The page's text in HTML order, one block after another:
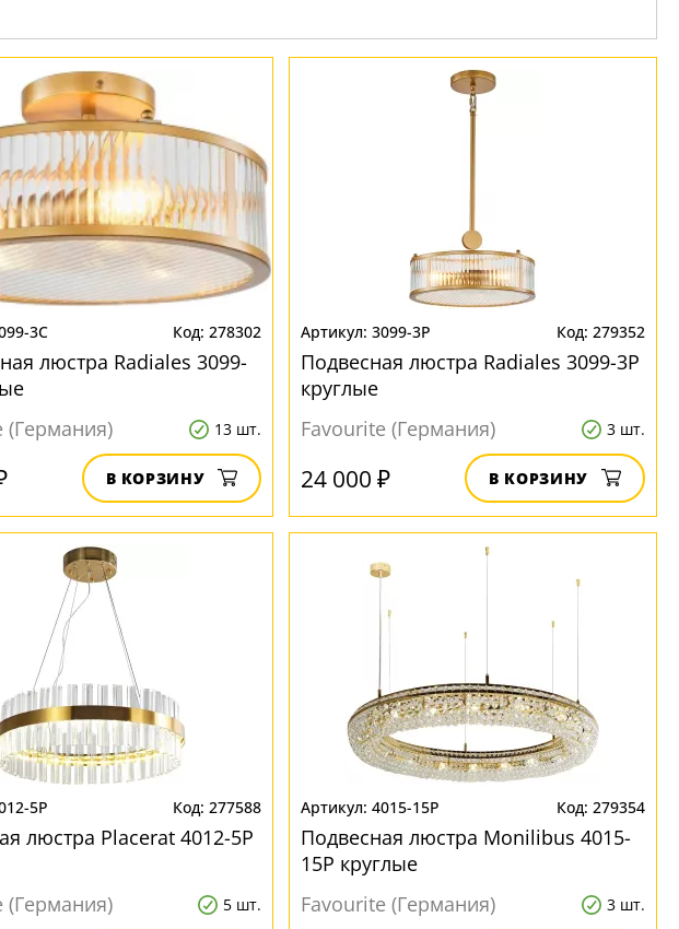
3C 278302
люстра Radiales 3099-
(Германия)
13 шт.
В КОРЗИНУ
3099-3P 279352
Подвесная люстра Radiales 3099-3P
круглые
Favourite (Германия)
3 шт.
24 000 ₽ В КОРЗИНУ
5P 277588
люстра Placerat 4012-5P
(Германия)
5 шт.
4015-15P 279354
Подвесная люстра Monilibus 4015-
15P круглые
Favourite (Германия)
3 шт.